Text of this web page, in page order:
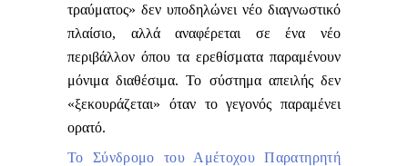
τραύματος» δεν υποδηλώνει νέο διαγνωστικό
πλαίσιο, αλλά αναφέρεται σε ένα νέο
περιβάλλον όπου τα ερεθίσματα παραμένουν
μόνιμα διαθέσιμα. Το σύστημα απειλής δεν
«ξεκουράζεται» όταν το γεγονός παραμένει
ορατό.
Το Σύνδρομο του Αμέτοχου Παρατηρητή